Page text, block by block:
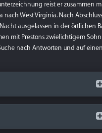
reist er zusammen
nach West Virginia. Nach Abschluss
ausgelassen in der örtlichen
mit Prestons zwielichtigem Sohn
nach Antworten und auf einen